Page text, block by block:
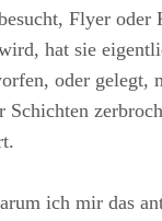
Flyer
hat sie
oder gelegt,
Schichten
ich mir das